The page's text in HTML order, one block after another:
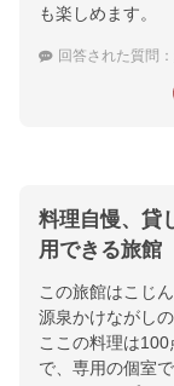
も楽しめます。
回答された質問：
料理自慢、貸
用できる旅館
この旅館はこじ
源泉かけながし
ここの料理は
で、専用の個室